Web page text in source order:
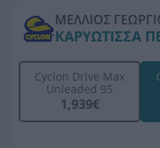
ΜΕΛΛΙΟΣ
ΚΑΡΥΩΤΙΣΣΑ
Cyclon Drive Max
Unleaded 95
1,939€